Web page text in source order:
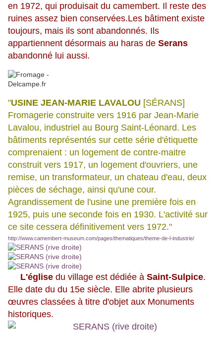
en 1972, qui produisait du camembert. Il reste des
ruines assez bien conservées.Les bâtiment existe
toujours, mais ils sont abandonnés. Ils
appartiennent désormais au haras de Serans
abandonné lui aussi.
"USINE JEAN-MARIE LAVALOU [SÉRANS]
Fromagerie construite vers 1916 par Jean-Marie
Lavalou, industriel au Bourg Saint-Léonard. Les
bâtiments représentés sur cette série d'étiquette
comprenaient : un logement de contre-maitre
construit vers 1917, un logement d'ouvriers, une
remise, un transformateur, un chateau d'eau, deux
pièces de séchage, ainsi qu'une cour.
Agrandissement de l'usine une première fois en
1925, puis une seconde fois en 1930. L'activité sur
ce site cessera définitivement vers 1972."
http://www.camembert-museum.com/pages/thematiques/theme-de-l-industrie/
L'église du village est dédiée à Saint-Sulpice.
Elle date du du 15e siècle. Elle abrite plusieurs
œuvres classées à titre d'objet aux Monuments
historiques.